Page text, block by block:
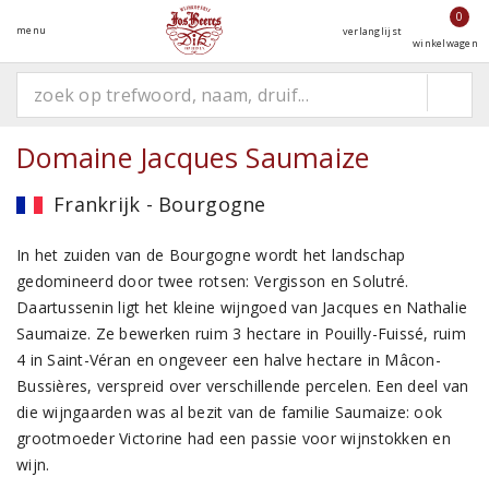
menu verlanglijst
0
winkelwagen
Domaine Jacques Saumaize
Frankrijk - Bourgogne
In het zuiden van de Bourgogne wordt het landschap
gedomineerd door twee rotsen: Vergisson en Solutré.
Daartussenin ligt het kleine wijngoed van Jacques en Nathalie
Saumaize. Ze bewerken ruim 3 hectare in Pouilly-Fuissé, ruim
4 in Saint-Véran en ongeveer een halve hectare in Mâcon-
Bussières, verspreid over verschillende percelen. Een deel van
die wijngaarden was al bezit van de familie Saumaize: ook
grootmoeder Victorine had een passie voor wijnstokken en
wijn.